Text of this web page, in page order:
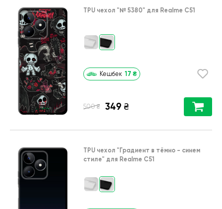
TPU чехол "№ 5380" для Realme C51
Кешбек 17 ₴
500 ₴ 349 ₴
TPU чехол "Градиент в тёмно - синем
стиле" для Realme C51